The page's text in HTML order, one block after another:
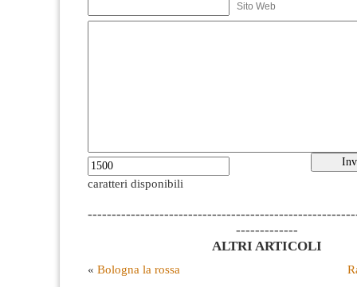
Sito Web
caratteri disponibili
-------------
ALTRI ARTICOLI
« Bologna la rossa